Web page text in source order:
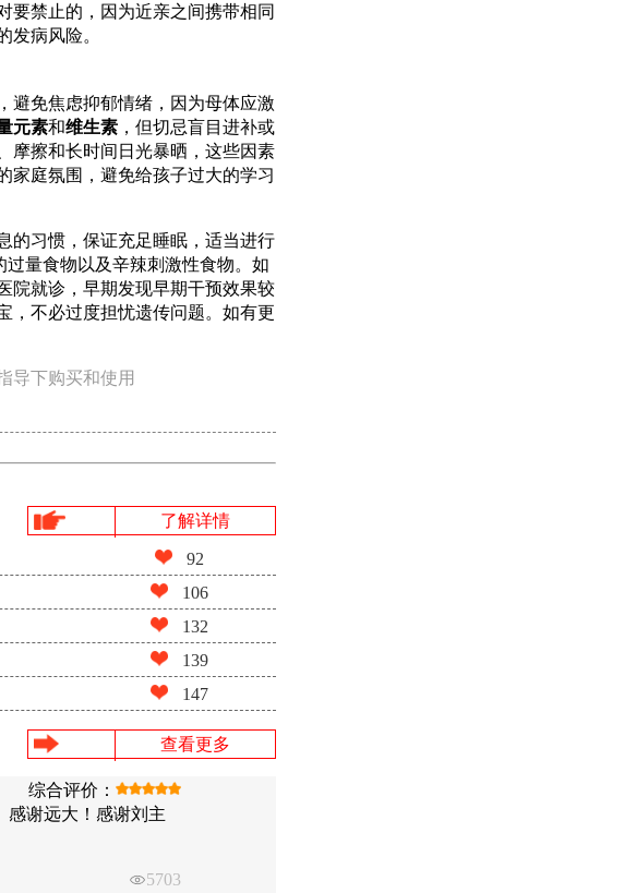
要禁止的，因为近亲之间携带相同
病风险。
避免焦虑抑郁情绪，因为母体应激
元素和维生素，但切忌盲目进补或
摩擦和长时间日光暴晒，这些因素
家庭氛围，避免给孩子过大的学习
的习惯，保证充足睡眠，适当进行
量食物以及辛辣刺激性食物。如
院就诊，早期发现早期干预效果较
，不必过度担忧遗传问题。如有更
导下购买和使用
了解详情
92
106
132
139
147
查看更多
综合评价：
感谢远大！感谢刘主
5703